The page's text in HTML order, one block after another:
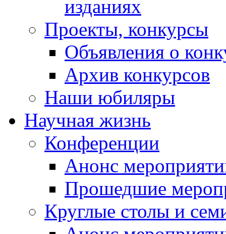
изданиях
Проекты, конкурсы
Объявления о
Архив конкурсов
Наши юбиляры
Научная жизнь
Конференции
Анонс
Прошедшие
Круглые столы и